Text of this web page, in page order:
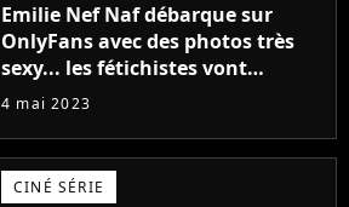
Emilie Nef Naf débarque sur
OnlyFans avec des photos très
sexy... les fétichistes vont
prendre leur pied !
4 mai 2023
CINÉ SÉRIE